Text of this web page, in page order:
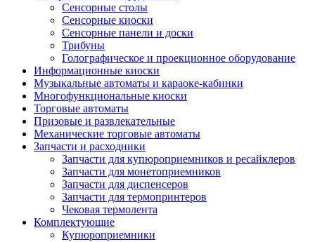
Сенсорные столы
Сенсорные киоски
Сенсорные панели и доски
Трибуны
Голографическое и проекционное оборудование
Информационные киоски
Музыкальные автоматы и караоке-кабинки
Многофункциональные киоски
Торговые автоматы
Призовые и развлекательные
Механические торговые автоматы
Запчасти и расходники
Запчасти для купюроприемников и ресайклеров
Запчасти для монетоприемников
Запчасти для диспенсеров
Запчасти для термопринтеров
Чековая термолента
Комплектующие
Купюроприемники